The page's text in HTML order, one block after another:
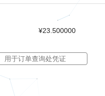
¥23.500000